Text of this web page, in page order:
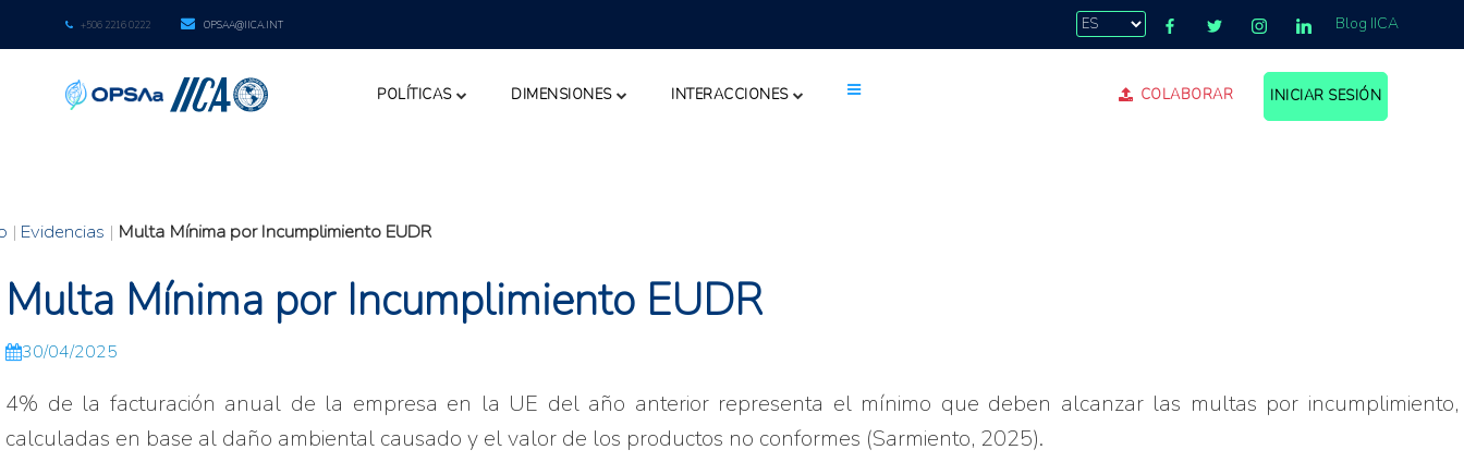
+506 2216 0222 OPSAA@IICA.INT Blog IICA
POLÍTICAS DIMENSIONES INTERACCIONES COLABORAR INICIAR SESIÓN
| Evidencias | Multa Mínima por Incumplimiento EUDR
Multa Mínima por Incumplimiento EUDR
30/04/2025
4% de la facturación anual de la empresa en la UE del año anterior representa el mínimo que deben alcanzar las multas por incumplimiento,
calculadas en base al daño ambiental causado y el valor de los productos no conformes (Sarmiento, 2025).